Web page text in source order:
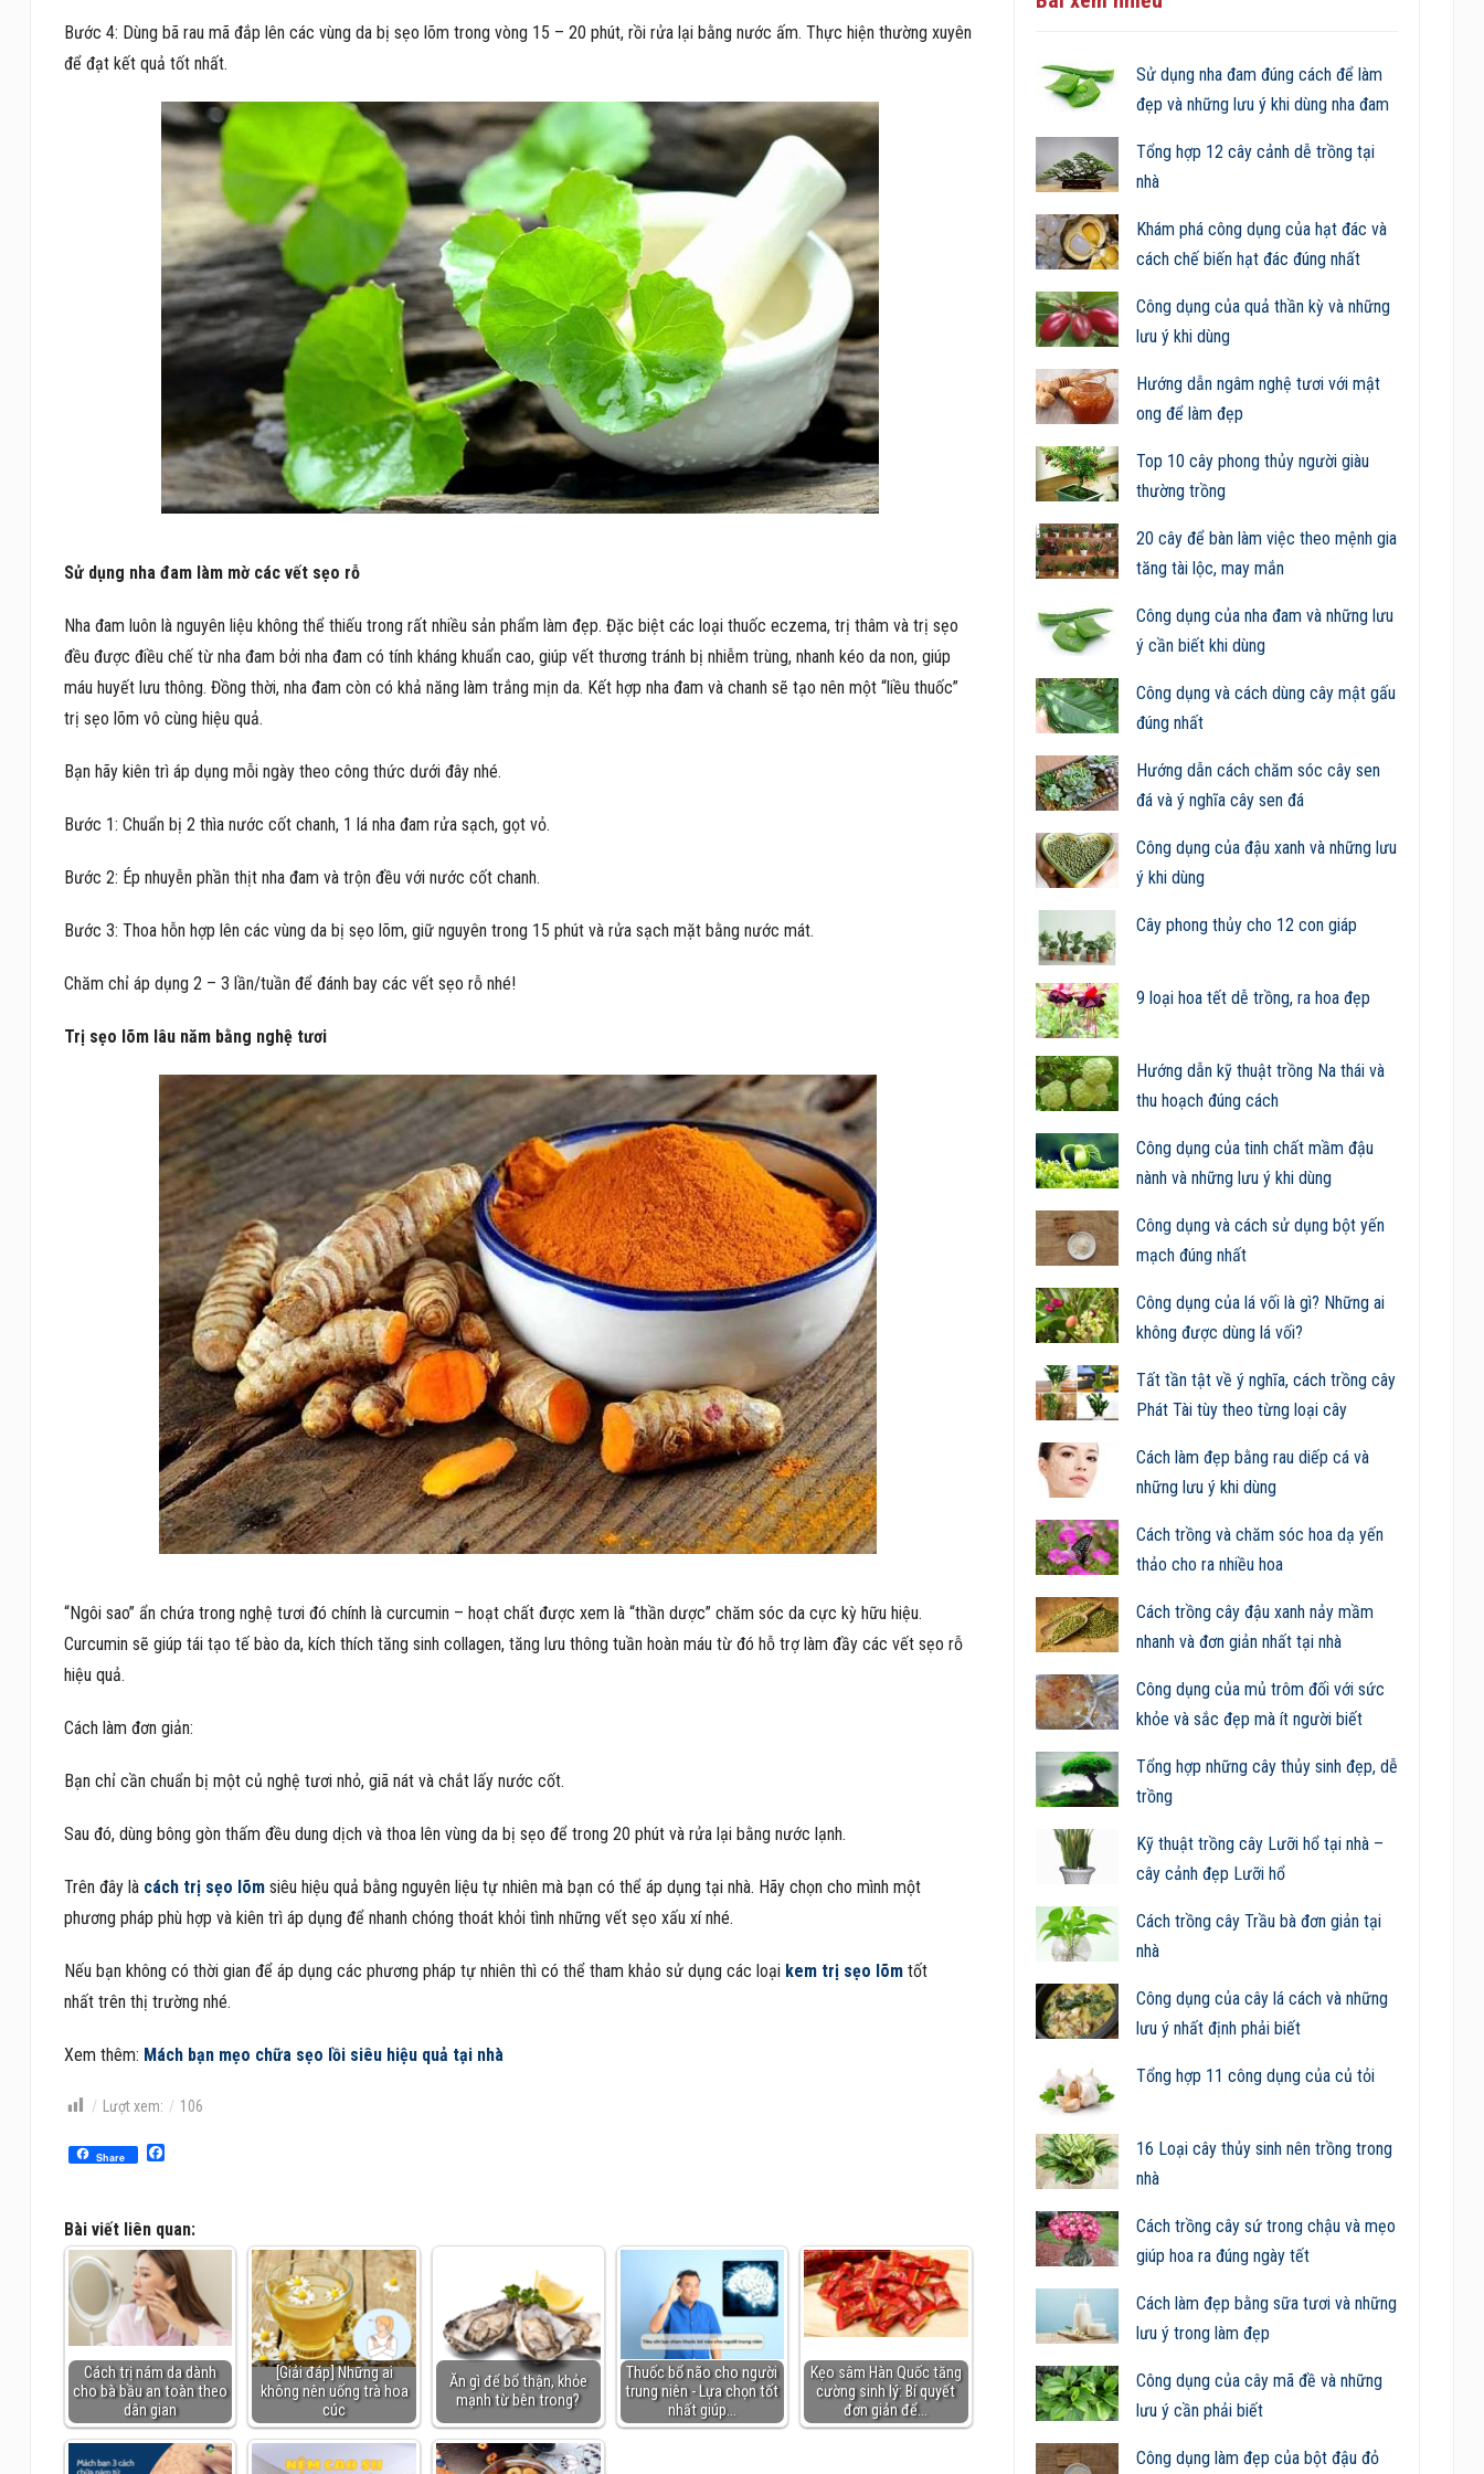
Bước 4: Dùng bã rau mã đắp lên các vùng da bị sẹo lõm trong vòng 15 – 20 phút, rồi rửa lại bằng nước ấm. Thực hiện thường xuyên
để đạt kết quả tốt nhất.
Sử dụng nha đam làm mờ các vết sẹo rỗ
Nha đam luôn là nguyên liệu không thể thiếu trong rất nhiều sản phẩm làm đẹp. Đặc biệt các loại thuốc eczema, trị thâm và trị sẹo
đều được điều chế từ nha đam bởi nha đam có tính kháng khuẩn cao, giúp vết thương tránh bị nhiễm trùng, nhanh kéo da non, giúp
máu huyết lưu thông. Đồng thời, nha đam còn có khả năng làm trắng mịn da. Kết hợp nha đam và chanh sẽ tạo nên một “liều thuốc”
trị sẹo lõm vô cùng hiệu quả.
Bạn hãy kiên trì áp dụng mỗi ngày theo công thức dưới đây nhé.
Bước 1: Chuẩn bị 2 thìa nước cốt chanh, 1 lá nha đam rửa sạch, gọt vỏ.
Bước 2: Ép nhuyễn phần thịt nha đam và trộn đều với nước cốt chanh.
Bước 3: Thoa hỗn hợp lên các vùng da bị sẹo lõm, giữ nguyên trong 15 phút và rửa sạch mặt bằng nước mát.
Chăm chỉ áp dụng 2 – 3 lần/tuần để đánh bay các vết sẹo rỗ nhé!
Trị sẹo lõm lâu năm bằng nghệ tươi
“Ngôi sao” ẩn chứa trong nghệ tươi đó chính là curcumin – hoạt chất được xem là “thần dược” chăm sóc da cực kỳ hữu hiệu.
Curcumin sẽ giúp tái tạo tế bào da, kích thích tăng sinh collagen, tăng lưu thông tuần hoàn máu từ đó hỗ trợ làm đầy các vết sẹo rỗ
hiệu quả.
Cách làm đơn giản:
Bạn chỉ cần chuẩn bị một củ nghệ tươi nhỏ, giã nát và chắt lấy nước cốt.
Sau đó, dùng bông gòn thấm đều dung dịch và thoa lên vùng da bị sẹo để trong 20 phút và rửa lại bằng nước lạnh.
Trên đây là cách trị sẹo lõmsiêu hiệu quả bằng nguyên liệu tự nhiên mà bạn có thể áp dụng tại nhà. Hãy chọn cho mình một
phương pháp phù hợp và kiên trì áp dụng để nhanh chóng thoát khỏi tình những vết sẹo xấu xí nhé.
Nếu bạn không có thời gian để áp dụng các phương pháp tự nhiên thì có thể tham khảo sử dụng các loại kem trị sẹo lõmtốt
nhất trên thị trường nhé.
Xem thêm: Mách bạn mẹo chữa sẹo lồi siêu hiệu quả tại nhà
Lượt xem: 106
Share Facebook
Bài viết liên quan:
Cách trị nám da dành
cho bà bầu an toàn theo
dân gian
[Giải đáp] Những ai
không nên uống trà hoa
cúc
Ăn gì để bổ thận, khỏe
mạnh từ bên trong?
Thuốc bổ não cho người
trung niên - Lựa chọn tốt
nhất giúp…
Kẹo sâm Hàn Quốc tăng
cường sinh lý: Bí quyết
đơn giản để…
Sử dụng nha đam đúng cách để làm
đẹp và những lưu ý khi dùng nha đam
Tổng hợp 12 cây cảnh dễ trồng tại
nhà
Khám phá công dụng của hạt đác và
cách chế biến hạt đác đúng nhất
Công dụng của quả thần kỳ và những
lưu ý khi dùng
Hướng dẫn ngâm nghệ tươi với mật
ong để làm đẹp
Top 10 cây phong thủy người giàu
thường trồng
20 cây để bàn làm việc theo mệnh gia
tăng tài lộc, may mắn
Công dụng của nha đam và những lưu
ý cần biết khi dùng
Công dụng và cách dùng cây mật gấu
đúng nhất
Hướng dẫn cách chăm sóc cây sen
đá và ý nghĩa cây sen đá
Công dụng của đậu xanh và những lưu
ý khi dùng
Cây phong thủy cho 12 con giáp
9 loại hoa tết dễ trồng, ra hoa đẹp
Hướng dẫn kỹ thuật trồng Na thái và
thu hoạch đúng cách
Công dụng của tinh chất mầm đậu
nành và những lưu ý khi dùng
Công dụng và cách sử dụng bột yến
mạch đúng nhất
Công dụng của lá vối là gì? Những ai
không được dùng lá vối?
Tất tần tật về ý nghĩa, cách trồng cây
Phát Tài tùy theo từng loại cây
Cách làm đẹp bằng rau diếp cá và
những lưu ý khi dùng
Cách trồng và chăm sóc hoa dạ yến
thảo cho ra nhiều hoa
Cách trồng cây đậu xanh nảy mầm
nhanh và đơn giản nhất tại nhà
Công dụng của mủ trôm đối với sức
khỏe và sắc đẹp mà ít người biết
Tổng hợp những cây thủy sinh đẹp, dễ
trồng
Kỹ thuật trồng cây Lưỡi hổ tại nhà –
cây cảnh đẹp Lưỡi hổ
Cách trồng cây Trầu bà đơn giản tại
nhà
Công dụng của cây lá cách và những
lưu ý nhất định phải biết
Tổng hợp 11 công dụng của củ tỏi
16 Loại cây thủy sinh nên trồng trong
nhà
Cách trồng cây sứ trong chậu và mẹo
giúp hoa ra đúng ngày tết
Cách làm đẹp bằng sữa tươi và những
lưu ý trong làm đẹp
Công dụng của cây mã đề và những
lưu ý cần phải biết
Công dụng làm đẹp của bột đậu đỏ